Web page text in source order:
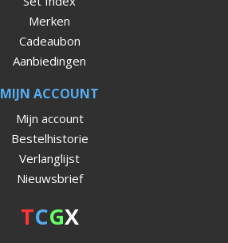
Merken
Cadeaubon
Aanbiedingen
MIJN ACCOUNT
Mijn account
Bestelhistorie
Verlanglijst
Nieuwsbrief
TCGX